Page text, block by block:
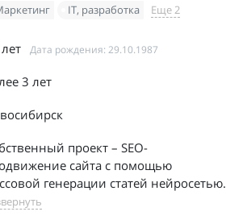
IT, разработка Еще 2
Дата рождения: 29.10.1987
3 лет
проект – SEO-
сайта c помощью
генерации статей нейросетью.